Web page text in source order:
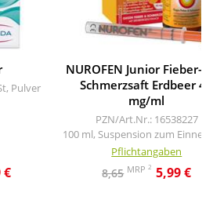
Pulver
€
NUROFEN Junior Fieber-
Schmerzsaft Erdbeer 40
mg/ml
PZN/Art.Nr.: 16538227
100 ml, Suspension zum
Pflichtangaben
8,65 MRP2 5,99 €